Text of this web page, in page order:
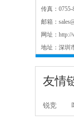
传真： 0755-
邮箱：
网址： http://
地址： 深圳
友情
锐竞